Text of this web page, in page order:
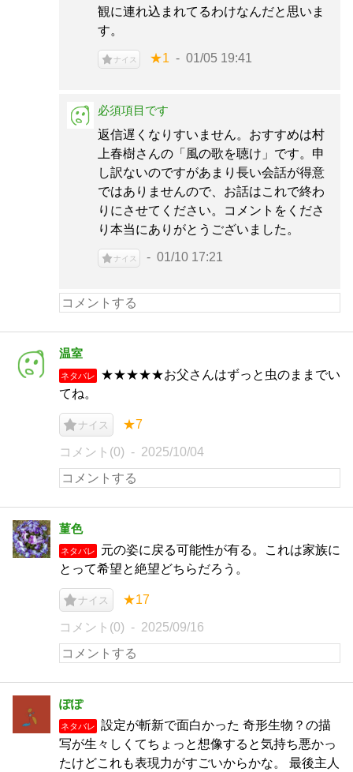
観に連れ込まれてるわけなんだと思いま
す。
ナイス ★1 01/05 19:41
必須項目です
返信遅くなりすいません。おすすめは村
上春樹さんの「風の歌を聴け」です。申
し訳ないのですがあまり長い会話が得意
ではありませんので、お話はこれで終わ
りにさせてください。コメントをくださ
り本当にありがとうございました。
ナイス 01/10 17:21
温室
ネタバレ
★★★★★お父さんはずっと虫のままでい
てね。
ナイス ★7
コメント(0) 2025/10/04
菫色
ネタバレ
元の姿に戻る可能性が有る。これは家族に
とって希望と絶望どちらだろう。
ナイス ★17
コメント(0) 2025/09/16
ぽぽ
ネタバレ
設定が斬新で面白かった 奇形生物？の描
写が生々しくてちょっと想像すると気持ち悪かっ
たけどこれも表現力がすごいからかな。 最後主人